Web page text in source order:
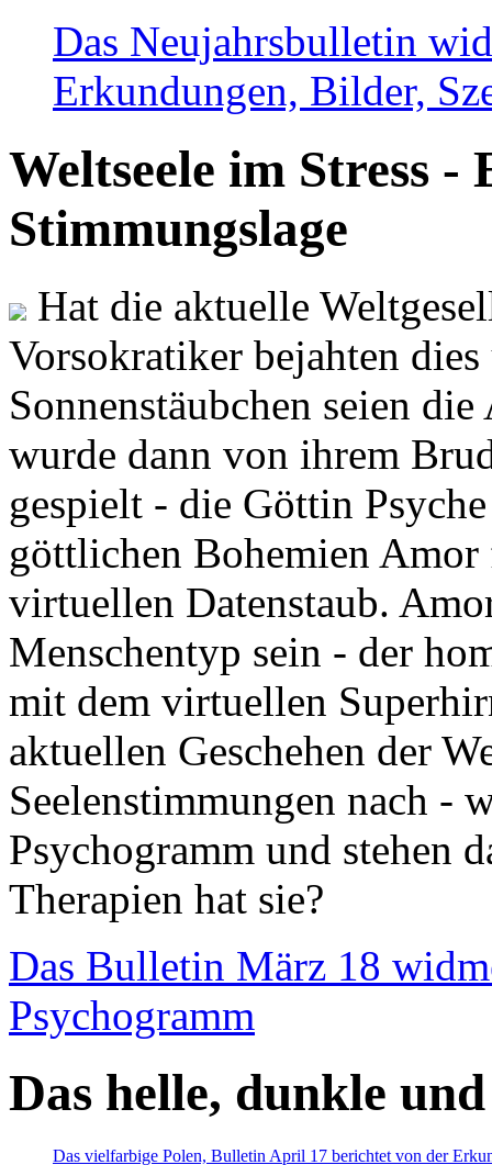
Das Neujahrsbulletin
Erkundungen, Bilder,
Weltseele im Stress -
Stimmungslage
Hat die aktuelle
Vorsokratiker bejahten
Sonnenstäubchen seien
wurde dann von ihrem
gespielt - die Göttin
göttlichen Bohemien
virtuellen Datenstaub.
Menschentyp sein - der
mit dem virtuellen
aktuellen Geschehen der
Seelenstimmungen nach -
Psychogramm und stehen
Therapien hat sie?
Das Bulletin März 18
Psychogramm
Das helle, dunkle
Das vielfarbige Polen, Bulletin April 17 berichtet von der